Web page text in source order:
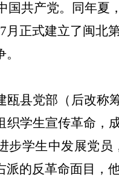
国共产党。同年夏
7月正式建立了闽北
瓯县党部（后改称
织学生宣传革命，
步学生中发展党
派的反革命面目，